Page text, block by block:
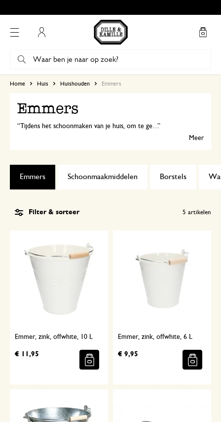
Home Huis Huishouden Emmers
Emmers
Tijdens het schoonmaken van je huis, om te gebruiken als leuke bloempot of om spullen in op te bergen: een zinken emmer mag niet in jouw huishouden ontbreken.
Meer
Schoonmaakmiddelen Borstels
Emmers
Filter & sorteer 5 artikelen
Emmer, zink, offwhite, 10 L
€ 11,95
Emmer, zink, offwhite, 6 L
€ 9,95